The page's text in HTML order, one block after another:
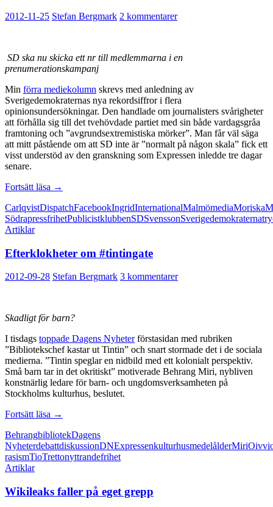
2012-11-25 Stefan Bergmark 2 kommentarer
SD ska nu skicka ett nr till medlemmarna i en
prenumerationskampanj
Min förra mediekolumn skrevs med anledning av
Sverigedemokraternas nya rekordsiffror i flera
opinionsundersökningar. Den handlade om journalisters svårigheter
att förhålla sig till det tvehövdade partiet med sin både vardagsgråa
framtoning och ”avgrundsextremistiska mörker”. Man får väl säga
att mitt påstående om att SD inte är ”normalt på någon skala” fick ett
visst understöd av den granskning som Expressen inledde tre dagar
senare.
Fortsätt läsa Publicistik
inte
censur
→
CarlqvistDispatchFacebookIngridInternationalMalmömediaMoriska
SödrapressfrihetPublicistklubbenSDSvenssonSverigedemokraterna
Artiklar
Efterklokheter om #tintingate
2012-09-28 Stefan Bergmark 3 kommentarer
Skadligt för barn?
I tisdags toppade Dagens Nyheterförstasidan med rubriken
”Bibliotekschef kastar ut Tintin” och snart stormade det i de sociala
medierna. ”Tintin speglar en nidbild med ett kolonialt perspektiv.
Små barn tar in det okritiskt” motiverade Behrang Miri, nybliven
konstnärlig ledare för barn- och ungdomsverksamheten på
Stockholms kulturhus, beslutet.
Fortsätt läsa Efterklokheter
#tintingate
→
BehrangbibliotekDagens
NyheterdebattdiskussionDNExpressenkulturhusmedelålderMiri
rasismTioTrettonyttrandefrihet
Artiklar
Wikileaks faller på eget grepp